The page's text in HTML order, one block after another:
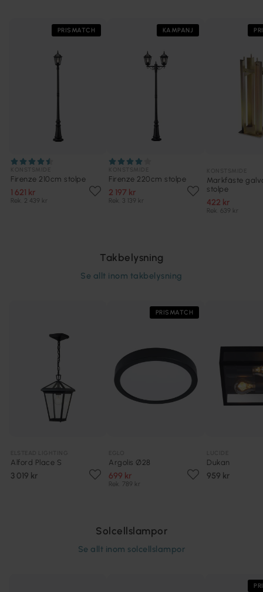
PRISMATCH
Firenze 210cm stolpe
1 621 kr
Rek. 2 439 kr
KAMPANJ
Firenze 220cm stolpe
2 197 kr
Rek. 3 139 kr
Markfäste
stolpe
422 kr
Rek. 639 kr
Takbelysning
Se allt inom takbelysning
Alford Place S
3 019 kr
PRISMATCH
Argolis Ø28
699 kr
Rek. 789 kr
Dukan
959 kr
Solcellslampor
Se allt inom solcellslampor